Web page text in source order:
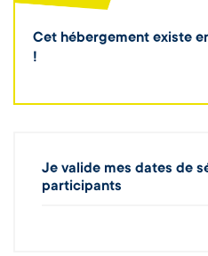
Cet hébergement existe
!
Je valide mes dates de
participants